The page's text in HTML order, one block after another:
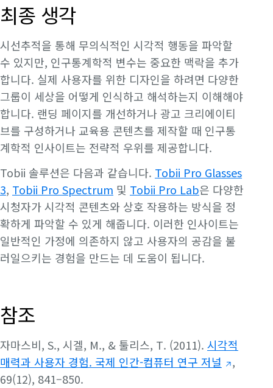
최종 생각
시선추적을 통해 무의식적인 시각적 행동을 파악할
수 있지만, 인구통계학적 변수는 중요한 맥락을 추가
합니다. 실제 사용자를 위한 디자인을 하려면 다양한
그룹이 세상을 어떻게 인식하고 해석하는지 이해해야
합니다. 랜딩 페이지를 개선하거나 광고 크리에이티
브를 구성하거나 교육용 콘텐츠를 제작할 때 인구통
계학적 인사이트는 전략적 우위를 제공합니다.
Tobii 솔루션은 다음과 같습니다. Tobii Pro Glasses
3, Tobii Pro Spectrum 및 Tobii Pro Lab은 다양한
시청자가 시각적 콘텐츠와 상호 작용하는 방식을 정
확하게 파악할 수 있게 해줍니다. 이러한 인사이트는
일반적인 가정에 의존하지 않고 사용자의 공감을 불
러일으키는 경험을 만드는 데 도움이 됩니다.
참조
자마스비, S., 시겔, M., & 툴리스, T. (2011). 시각적
매력과 사용자 경험. 국제 인간-컴퓨터 연구 저널
,
69(12), 841–850.